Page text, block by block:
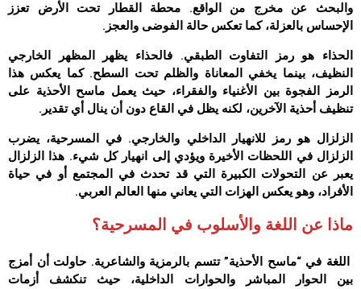
والبحث عن مخرج من الواقع. محطة القطار تحت الأرض تعزز
الإحساس بالعزلة، كما تعكس حالة الفوضى والعجز.
الحذاء هو رمز التفاوت الطبقي. فالحذاء يظهر المظهر الخارجي
النظيف، بينما يخفي المعاناة والظلم تحت السطح. كما يعكس هذا
الرمز الفجوة بين الأغنياء والفقراء، حيث يعمل ماسح الأحذية على
تنظيف أحذية الآخرين، لكنه يظل في القاع دون أن ينال أي تقدير.
الزلزال هو رمز للانهيار الداخلي والخارجي. في المسرحية، يضرب
الزلزال في اللحظات الأخيرة ويؤدي إلى انهيار كل شيء. هذا الزلزال
يعبر عن التحولات الكبيرة التي قد تحدث في المجتمع أو في حياة
الأفراد، وهو يعكس الهزات التي يعاني منها العالم العربي.
ماذا عن اللغة والأسلوب في المسرحية؟
اللغة في “ماسح الأحذية” تتسم بالرمزية والشاعرية. حاولت أن أمزج
بين الحوار المباشر والحوارات الداخلية، حيث تنكشف أزمات